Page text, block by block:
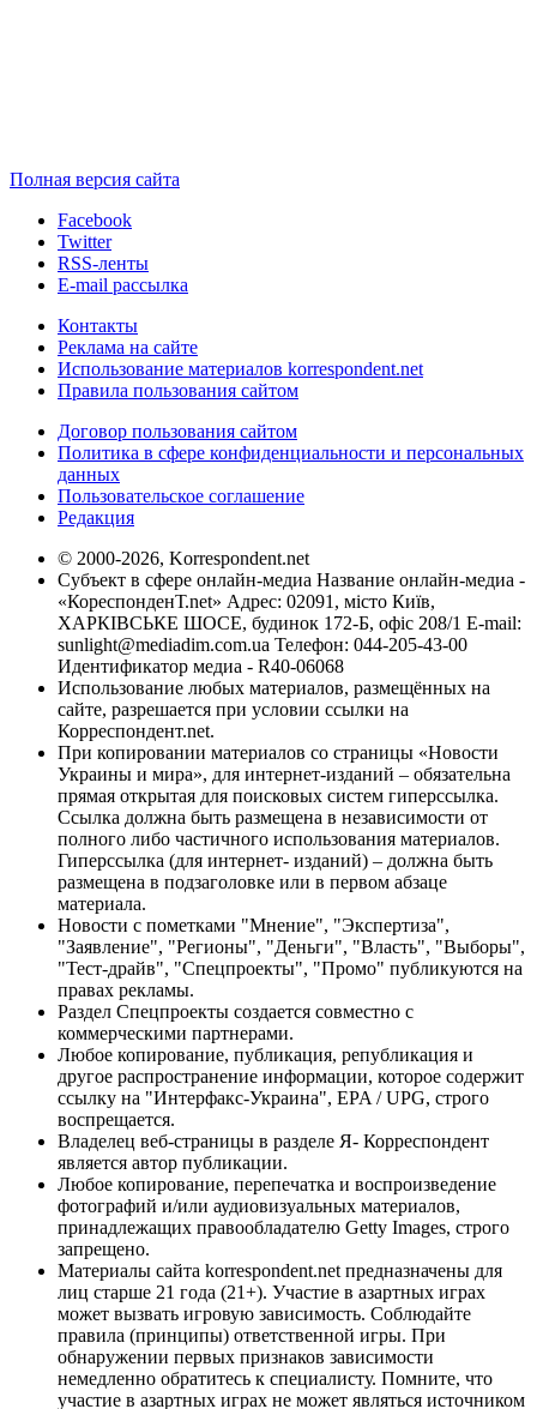
Полная версия сайта
Facebook
Twitter
RSS-ленты
E-mail рассылка
Контакты
Реклама на сайте
Использование материалов korrespondent.net
Правила пользования сайтом
Договор пользования сайтом
Политика в сфере конфиденциальности и персональных
данных
Пользовательское соглашение
Редакция
© 2000-2026, Korrespondent.net
Субъект в сфере онлайн-медиа Название онлайн-медиа -
«КореспонденТ.net» Адрес: 02091, місто Київ,
ХАРКІВСЬКЕ ШОСЕ, будинок 172-Б, офіс 208/1 E-mail:
sunlight@mediadim.com.ua Телефон: 044-205-43-00
Идентификатор медиа - R40-06068
Использование любых материалов, размещённых на
сайте, разрешается при условии ссылки на
Корреспондент.net.
При копировании материалов со страницы «Новости
Украины и мира», для интернет-изданий – обязательна
прямая открытая для поисковых систем гиперссылка.
Ссылка должна быть размещена в независимости от
полного либо частичного использования материалов.
Гиперссылка (для интернет- изданий) – должна быть
размещена в подзаголовке или в первом абзаце
материала.
Новости с пометками "Мнение", "Экспертиза",
"Заявление", "Регионы", "Деньги", "Власть", "Выборы",
"Тест-драйв", "Спецпроекты", "Промо" публикуются на
правах рекламы.
Раздел Спецпроекты создается совместно с
коммерческими партнерами.
Любое копирование, публикация, републикация и
другое распространение информации, которое содержит
ссылку на "Интерфакс-Украина", EPA / UPG, строго
воспрещается.
Владелец веб-страницы в разделе Я- Корреспондент
является автор публикации.
Любое копирование, перепечатка и воспроизведение
фотографий и/или аудиовизуальных материалов,
принадлежащих правообладателю Getty Images, строго
запрещено.
Материалы сайта korrespondent.net предназначены для
лиц старше 21 года (21+). Участие в азартных играх
может вызвать игровую зависимость. Соблюдайте
правила (принципы) ответственной игры. При
обнаружении первых признаков зависимости
немедленно обратитесь к специалисту. Помните, что
участие в азартных играх не может являться источником